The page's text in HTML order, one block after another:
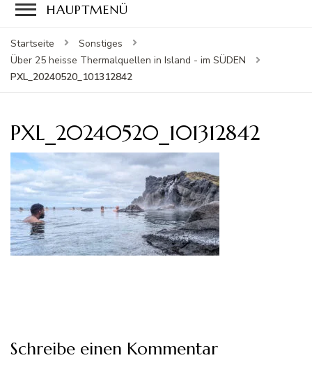
HAUPTMENÜ
Startseite
Sonstiges
Über 25 heisse Thermalquellen in Island - im SÜDEN
PXL_20240520_101312842
PXL_20240520_101312842
Schreibe einen Kommentar